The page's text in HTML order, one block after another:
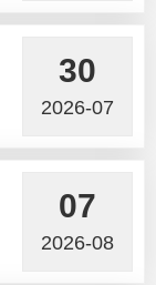
30
2026-07
07
2026-08